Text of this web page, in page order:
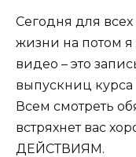
Сегодня для
жизни на потом
видео – это
выпускниц курса
Всем смотреть
встряхнет вас
ДЕЙСТВИЯМ.